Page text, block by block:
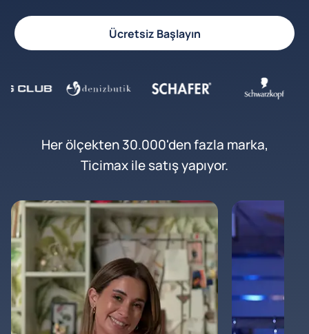
Ücretsiz Başlayın
Her ölçekten 30.000'den fazla marka,
Ticimax ile satış yapıyor.